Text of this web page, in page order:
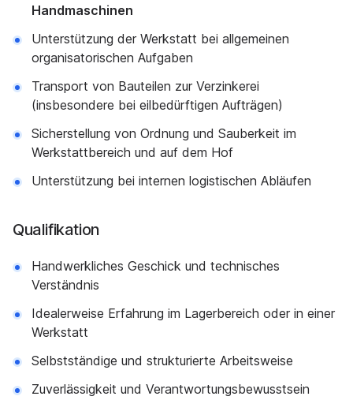
Handmaschinen
Unterstützung der Werkstatt bei allgemeinen
organisatorischen Aufgaben
Transport von Bauteilen zur Verzinkerei
(insbesondere bei eilbedürftigen Aufträgen)
Sicherstellung von Ordnung und Sauberkeit im
Werkstattbereich und auf dem Hof
Unterstützung bei internen logistischen Abläufen
Qualifikation
Handwerkliches Geschick und technisches
Verständnis
Idealerweise Erfahrung im Lagerbereich oder in einer
Werkstatt
Selbstständige und strukturierte Arbeitsweise
Zuverlässigkeit und Verantwortungsbewusstsein